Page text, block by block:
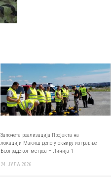
Започета реализација Пројекта на
локацији Макиш депо у оквиру изградње
Београдског метроа – Линија 1
24. ЈУЛА 2026.